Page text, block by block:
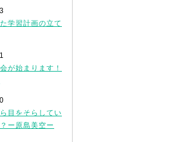
学習計画の立て
が始まります！
目をそらしてい
ー原島美空ー